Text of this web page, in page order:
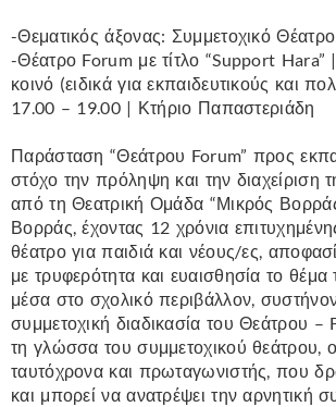
-Θεματικός άξονας: Συμμετοχικό Θέατρο
-Θέατρο Forum με τίτλο “Support Hara”
κοινό (ειδικά για εκπαιδευτικούς και
17.00 – 19.00 | Κτήριο Παπαστεριάδη
Παράσταση “Θεάτρου Forum” προς
στόχο την πρόληψη και την διαχείριση
από τη Θεατρική Ομάδα “Μικρός
Βορράς, έχοντας 12 χρόνια
θέατρο για παιδιά και νέους/ες,
με τρυφερότητα και ευαισθησία το θέμα
μέσα στο σχολικό περιβάλλον,
συμμετοχική διαδικασία του Θεάτρου
τη γλώσσα του συμμετοχικού θεάτρου, ο
ταυτόχρονα και πρωταγωνιστής, που
και μπορεί να ανατρέψει την αρνητική